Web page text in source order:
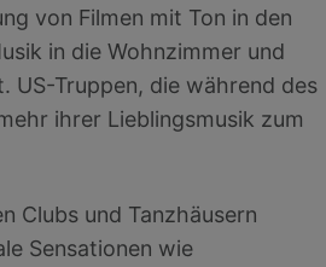
von Filmen mit Ton in den
in die Wohnzimmer und
US-Truppen, die während des
ihrer Lieblingsmusik zum
Clubs und Tanzhäusern
Sensationen wie